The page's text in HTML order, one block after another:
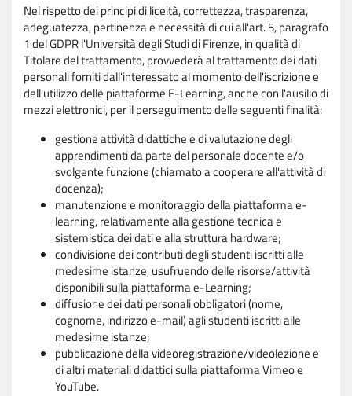
Nel rispetto dei principi di liceità, correttezza, trasparenza,
adeguatezza, pertinenza e necessità di cui all'art. 5, paragrafo
1 del GDPR l'Università degli Studi di Firenze, in qualità di
Titolare del trattamento, provvederà al trattamento dei dati
personali forniti dall'interessato al momento dell'iscrizione e
dell'utilizzo delle piattaforme E-Learning, anche con l'ausilio di
mezzi elettronici, per il perseguimento delle seguenti finalità:
gestione attività didattiche e di valutazione degli
apprendimenti da parte del personale docente e/o
svolgente funzione (chiamato a cooperare all'attività di
docenza);
manutenzione e monitoraggio della piattaforma e-
learning, relativamente alla gestione tecnica e
sistemistica dei dati e alla struttura hardware;
condivisione dei contributi degli studenti iscritti alle
medesime istanze, usufruendo delle risorse/attività
disponibili sulla piattaforma e-Learning;
diffusione dei dati personali obbligatori (nome,
cognome, indirizzo e-mail) agli studenti iscritti alle
medesime istanze;
pubblicazione della videoregistrazione/videolezione e
di altri materiali didattici sulla piattaforma Vimeo e
YouTube.